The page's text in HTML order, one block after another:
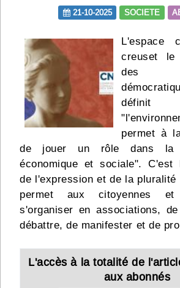
VieAsso
Infos
Divers
Abo Lettrasso
Désabo Lettrasso
Nous contacter
21-10-2025 SOCIETE
L'espace
creuset le
des
permet à
de jouer un rôle dans la
économique et sociale". C'est
de l'expression et de la pluralité
permet aux citoyennes
s'organiser en associations,
débattre, de manifester et de
L'accès à la totalité de
aux abonnés